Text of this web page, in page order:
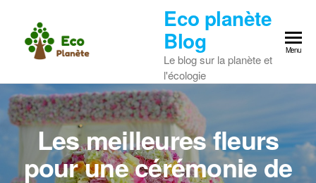
content
Eco planète
Blog
Le blog sur la planète et
l'écologie
Menu
Les meilleures fleurs
pour une cérémonie de